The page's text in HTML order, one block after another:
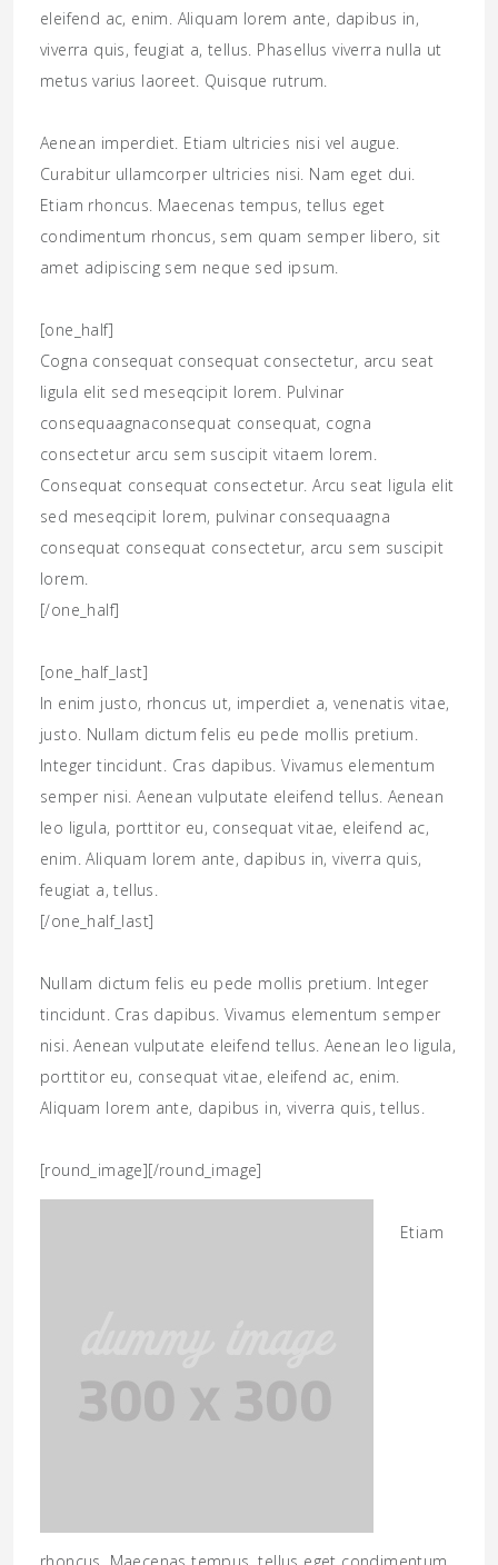
eleifend ac, enim. Aliquam lorem ante, dapibus in,
viverra quis, feugiat a, tellus. Phasellus viverra nulla ut
metus varius laoreet. Quisque rutrum.
Aenean imperdiet. Etiam ultricies nisi vel augue.
Curabitur ullamcorper ultricies nisi. Nam eget dui.
Etiam rhoncus. Maecenas tempus, tellus eget
condimentum rhoncus, sem quam semper libero, sit
amet adipiscing sem neque sed ipsum.
[one_half]
Cogna consequat consequat consectetur, arcu seat
ligula elit sed meseqcipit lorem. Pulvinar
consequaagnaconsequat consequat, cogna
consectetur arcu sem suscipit vitaem lorem.
Consequat consequat consectetur. Arcu seat ligula elit
sed meseqcipit lorem, pulvinar consequaagna
consequat consequat consectetur, arcu sem suscipit
lorem.
[/one_half]
[one_half_last]
In enim justo, rhoncus ut, imperdiet a, venenatis vitae,
justo. Nullam dictum felis eu pede mollis pretium.
Integer tincidunt. Cras dapibus. Vivamus elementum
semper nisi. Aenean vulputate eleifend tellus. Aenean
leo ligula, porttitor eu, consequat vitae, eleifend ac,
enim. Aliquam lorem ante, dapibus in, viverra quis,
feugiat a, tellus.
[/one_half_last]
Nullam dictum felis eu pede mollis pretium. Integer
tincidunt. Cras dapibus. Vivamus elementum semper
nisi. Aenean vulputate eleifend tellus. Aenean leo ligula,
porttitor eu, consequat vitae, eleifend ac, enim.
Aliquam lorem ante, dapibus in, viverra quis, tellus.
[round_image][/round_image]
Etiam